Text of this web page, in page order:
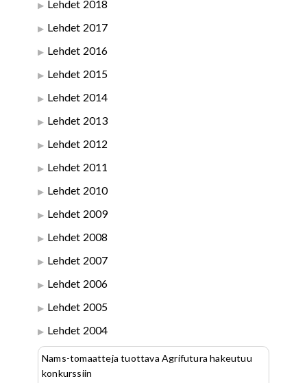
Lehdet 2018
Lehdet 2017
Lehdet 2016
Lehdet 2015
Lehdet 2014
Lehdet 2013
Lehdet 2012
Lehdet 2011
Lehdet 2010
Lehdet 2009
Lehdet 2008
Lehdet 2007
Lehdet 2006
Lehdet 2005
Lehdet 2004
Nams-tomaatteja tuottava Agrifutura hakeutuu
konkurssiin